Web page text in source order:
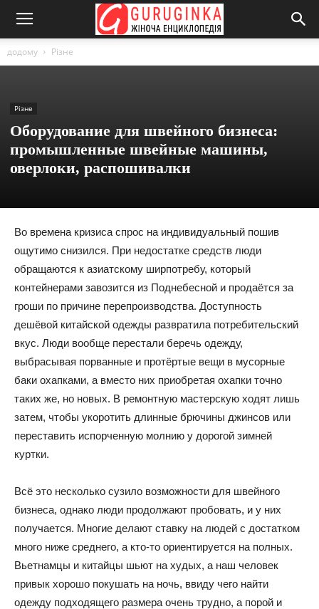
додому Різне
Різне
Оборудование для швейного бизнеса:
промышленные швейные машины,
оверлоки, распошивалки
Во времена кризиса спрос на индивидуальный пошив
ощутимо снизился. При недостатке средств люди
обращаются к азиатскому ширпотребу, который
контейнерами завозится из Поднебесной и продаётся за
гроши по причине перепроизводства. Доступность
дешёвой китайской одежды развратила потребительский
вкус. Люди вообще перестали беречь одежду,
выбрасывая порванные и протёртые вещи в мусорные
баки охапками, а вместо них приобретая охапки точно
таких же, но новых. В ремонтную мастерскую ходят лишь
затем, чтобы укоротить длинные брючины джинсов или
переставить испорченную молнию у дорогой зимней
куртки.
Всё это несколько сузило возможности для швейного
бизнеса, однако люди продолжают пробовать, и у них
получается. Многие делают ставку на людей с достатком
много ниже среднего, а кто-то ориентируется на полных.
Вьетнамцы и китайцы шьют на худых, а наш человек
привык хорошо покушать на ночь, ввиду чего найти
одежду подходящего размера очень трудно, а порой и